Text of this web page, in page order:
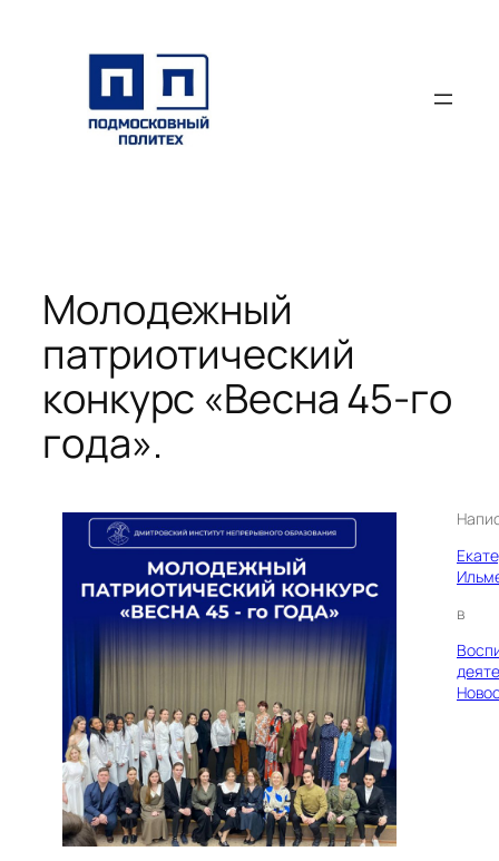
содержимому
Молодежный
патриотический
конкурс «Весна 45-го
года».
в